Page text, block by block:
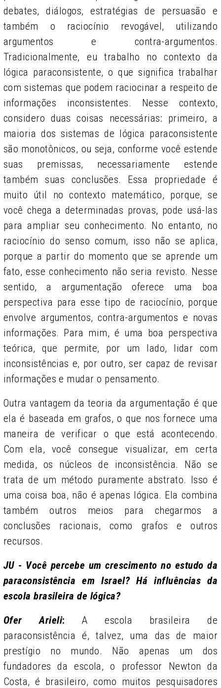
debates, diálogos, estratégias de persuasão e
também o raciocínio revogável, utilizando
argumentos e contra-argumentos.
Tradicionalmente, eu trabalho no contexto da
lógica paraconsistente, o que significa trabalhar
com sistemas que podem raciocinar a respeito de
informações inconsistentes. Nesse contexto,
considero duas coisas necessárias: primeiro, a
maioria dos sistemas de lógica paraconsistente
são monotônicos, ou seja, conforme você estende
suas premissas, necessariamente estende
também suas conclusões. Essa propriedade é
muito útil no contexto matemático, porque, se
você chega a determinadas provas, pode usá-las
para ampliar seu conhecimento. No entanto, no
raciocínio do senso comum, isso não se aplica,
porque a partir do momento que se aprende um
fato, esse conhecimento não seria revisto. Nesse
sentido, a argumentação oferece uma boa
perspectiva para esse tipo de raciocínio, porque
envolve argumentos, contra-argumentos e novas
informações. Para mim, é uma boa perspectiva
teórica, que permite, por um lado, lidar com
inconsistências e, por outro, ser capaz de revisar
informações e mudar o pensamento.
Outra vantagem da teoria da argumentação é que
ela é baseada em grafos, o que nos fornece uma
maneira de verificar o que está acontecendo.
Com ela, você consegue visualizar, em certa
medida, os núcleos de inconsistência. Não se
trata de um método puramente abstrato. Isso é
uma coisa boa, não é apenas lógica. Ela combina
também outros meios para chegarmos a
conclusões racionais, como grafos e outros
recursos.
JU - Você percebe um crescimento no estudo da
paraconsistência em Israel? Há influências da
escola brasileira de lógica?
Ofer Arieli: A escola brasileira de
paraconsistência é, talvez, uma das de maior
prestígio no mundo. Não apenas um dos
fundadores da escola, o professor Newton da
Costa, é brasileiro, como muitos pesquisadores